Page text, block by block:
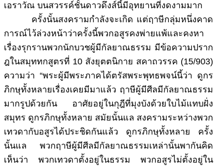
เอราวัณ บนสวรรค์ชั้นดาวดึงส์นี้มีอุทยานที่งดงามมาก
ครั้งนั้นสงครามกำลังจะเกิด แต่ฤาษีกลุ่มหนึ่งคาด
การณ์ไว้ล่วงหน้าว่าครั้งนี้พวกอสูรคงพ่ายแพ้และคงหา
เรื่องรุกรานพวกนักบวชผู้มีกัลยาณธรรม มีข้อความปราก
ฎในสมุททกสูตรที่ 10 สังยุตตนิกาย สคาถวรรค (15/903)
ความว่า “พระผู้มีพระภาคได้ตรัสพระพุทธพจน์นี้ว่า ดูกร
ภิกษุทั้งหลายเรื่องเคยมีมาแล้ว ฤาษีผู้มีศีลมีกัลยาณธรรม
มากรูปด้วยกัน อาศัยอยู่ในกุฎีที่มุงบังด้วยใบไม้แทบฝั่ง
สมุทร ดูกรภิกษุทั้งหลาย สมัยนั้นแล สงครามระหว่างพวก
เทวดากับอสูรได้ประชิดกันแล้ว ดูกรภิกษุทั้งหลาย ครั้ง
นั้นแล พวกฤาษีผู้มีศีลมีกัลยาณธรรมเหล่านั้นพากันคิด
เห็นว่า พวกเทวดาตั้งอยู่ในธรรม พวกอสูรไม่ตั้งอยู่ใน